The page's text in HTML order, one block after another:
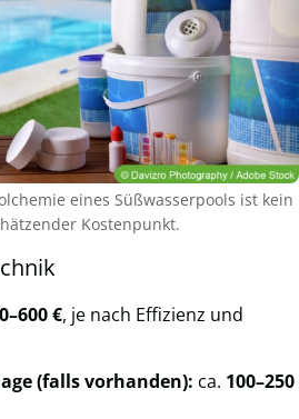
eines Süßwasserpools ist kein
Kostenpunkt.
€, je nach Effizienz und
(falls vorhanden): ca. 100–250